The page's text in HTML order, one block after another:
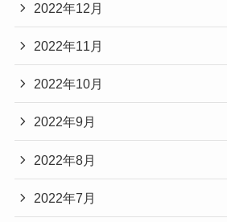
2022年12月
2022年11月
2022年10月
2022年9月
2022年8月
2022年7月